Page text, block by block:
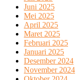
Juni 2025
Mei 2025
April 2025
Maret 2025
Februari 2025
Januari 2025
Desember 2024
November 2024